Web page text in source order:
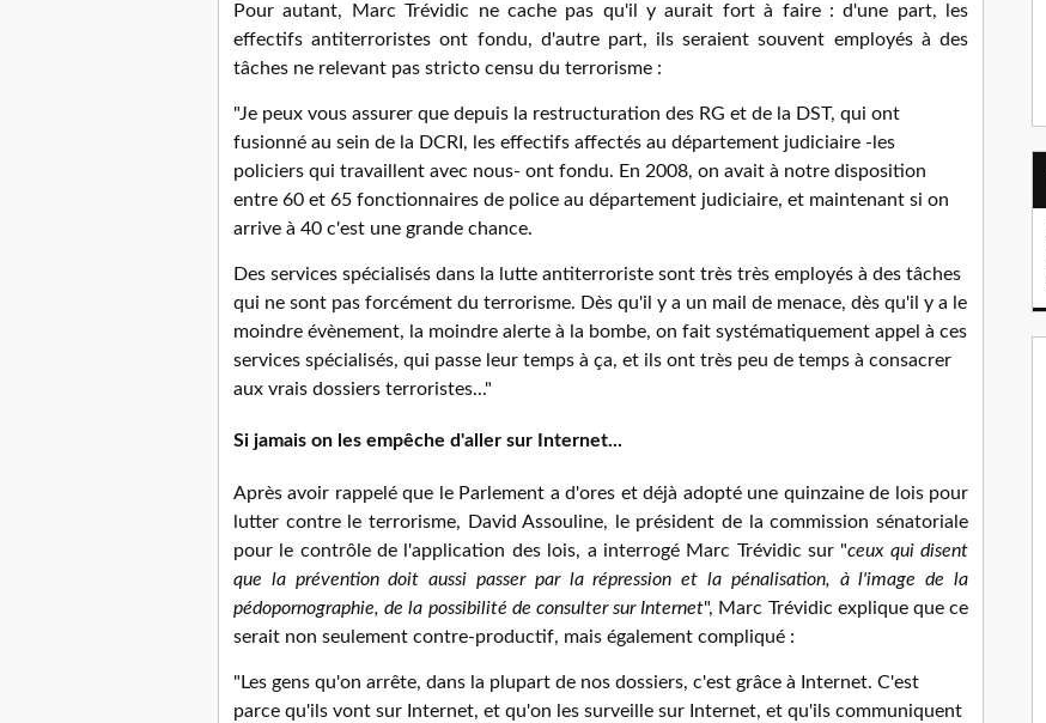
Pour autant, Marc Trévidic ne cache pas qu'il y aurait fort à faire : d'une part, les
effectifs antiterroristes ont fondu, d'autre part, ils seraient souvent employés à des
tâches ne relevant pas stricto censu du terrorisme :
"Je peux vous assurer que depuis la restructuration des RG et de la DST, qui ont
fusionné au sein de la DCRI, les effectifs affectés au département judiciaire -les
policiers qui travaillent avec nous- ont fondu. En 2008, on avait à notre disposition
entre 60 et 65 fonctionnaires de police au département judiciaire, et maintenant si on
arrive à 40 c'est une grande chance.
Des services spécialisés dans la lutte antiterroriste sont très très employés à des tâches
qui ne sont pas forcément du terrorisme. Dès qu'il y a un mail de menace, dès qu'il y a le
moindre évènement, la moindre alerte à la bombe, on fait systématiquement appel à ces
services spécialisés, qui passe leur temps à ça, et ils ont très peu de temps à consacrer
aux vrais dossiers terroristes..."
Si jamais on les empêche d'aller sur Internet...
Après avoir rappelé que le Parlement a d'ores et déjà adopté une quinzaine de lois pour
lutter contre le terrorisme, David Assouline, le président de la commission sénatoriale
pour le contrôle de l'application des lois, a interrogé Marc Trévidic sur "ceux qui disent
que la prévention doit aussi passer par la répression et la pénalisation, à l'image de la
pédopornographie, de la possibilité de consulter sur Internet", Marc Trévidic explique que ce
serait non seulement contre-productif, mais également compliqué :
"Les gens qu'on arrête, dans la plupart de nos dossiers, c'est grâce à Internet. C'est
parce qu'ils vont sur Internet, et qu'on les surveille sur Internet, et qu'ils communiquent